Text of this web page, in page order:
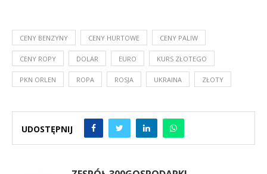
CENY BENZYNY CENY HURTOWE CENY PALIW
CENY ROPY DOLAR EURO KURS ZŁOTEGO
PKN ORLEN ROPA ROSJA UKRAINA ZŁOTY
UDOSTĘPNIJ